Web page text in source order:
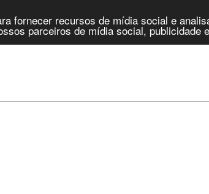
fornecer recursos de mídia social e
parceiros de mídia social, publicidade